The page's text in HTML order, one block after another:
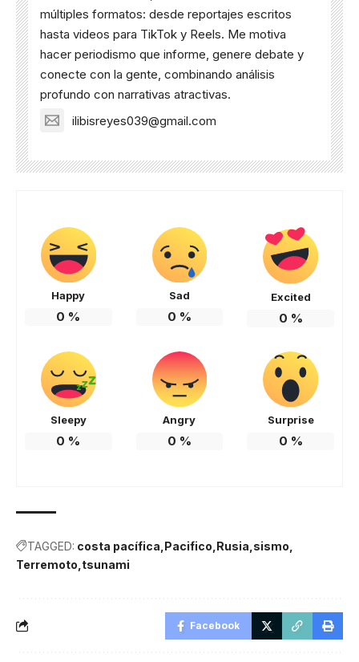
múltiples formatos: desde reportajes escritos
hasta videos para TikTok y Reels. Me motiva
hacer periodismo que informe, genere debate y
conecte con la gente, combinando análisis
profundo con narrativas atractivas.
ilibisreyes039@gmail.com
Happy
0 %
Sad
0 %
Excited
0 %
Sleepy
0 %
Angry
0 %
Surprise
0 %
TAGGED: costa pacífica Pacifico Rusia sismo
Terremoto tsunami
Facebook